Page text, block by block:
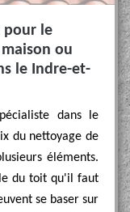
pour le
ou
le Indre-et-
dans le
du nettoyage de
éléments.
du toit qu'il faut
se baser sur